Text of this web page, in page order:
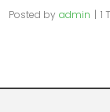
Posted by admin 1